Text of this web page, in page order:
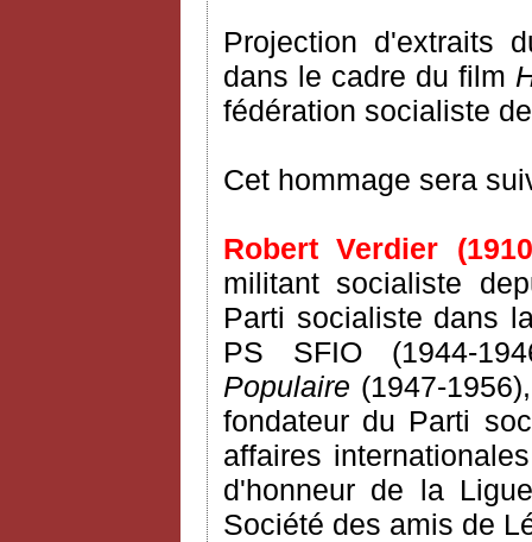
Projection d'extraits
dans le cadre du film
fédération socialiste
Cet hommage sera
Robert Verdier
militant socialiste
Parti socialiste dans
PS SFIO (1944-
Populaire (1947-
fondateur du Parti
affaires
d'honneur de la
Société des amis de